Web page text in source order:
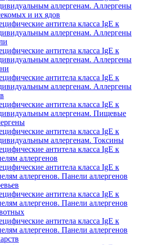
аллергенам. Аллергены
и их ядов
антитела класса IgE к
аллергенам. Аллергены
антитела класса IgE к
аллергенам. Аллергены
антитела класса IgE к
аллергенам. Аллергены
антитела класса IgE к
аллергенам. Пищевые
антитела класса IgE к
аллергенам. Токсины
антитела класса IgE к
аллергенов
антитела класса IgE к
аллергенов. Панели аллергенов
антитела класса IgE к
аллергенов. Панели аллергенов
антитела класса IgE к
аллергенов. Панели аллергенов